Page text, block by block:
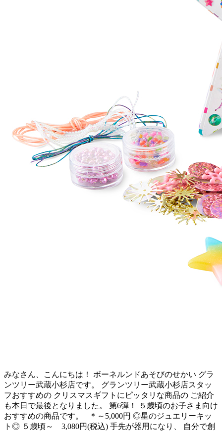
みなさん、こんにちは！ ボーネルンドあそびのせかい グラ
ンツリー武蔵小杉店です。 グランツリー武蔵小杉店スタッ
フおすすめの クリスマスギフトにピッタリな商品の ご紹介
も本日で最後となりました。 第6弾！ ５歳頃のお子さま向け
おすすめの商品です。 ＊～5,000円 ◎星のジュエリーキッ
ト◎ ５歳頃～ 3,080円(税込) 手先が器用になり、 自分で創